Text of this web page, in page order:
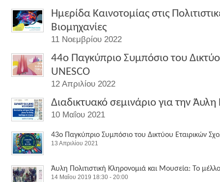
Ημερίδα Καινοτομίας στις
Βιομηχανίες
11 Νοεμβρίου 2022
44ο Παγκύπριο Συμπόσιο του
UNESCO
12 Απριλίου 2022
Διαδικτυακό σεμινάριο για την
10 Μαΐου 2021
43ο Παγκύπριο Συμπόσιο του Δικτύου Εταιρικών
13 Απριλίου 2021
Άυλη Πολιτιστική Κληρονομιά και Μουσεία: Το
14 Μαΐου 2019 18:30 - 20:00